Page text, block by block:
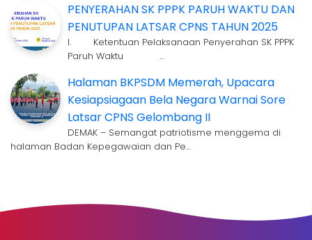
PENYERAHAN SK PPPK PARUH WAKTU DAN
PENUTUPAN LATSAR CPNS TAHUN 2025
I. Ketentuan Pelaksanaan Penyerahan SK PPPK
Paruh Waktu …
Halaman BKPSDM Memerah, Upacara
Kesiapsiagaan Bela Negara Warnai Sore
Latsar CPNS Gelombang II
DEMAK – Semangat patriotisme menggema di
halaman Badan Kepegawaian dan Pe…